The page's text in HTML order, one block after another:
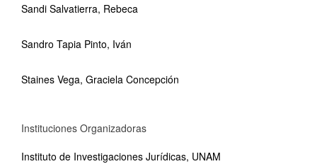
Sandi Salvatierra, Rebeca
Sandro Tapia Pinto, Iván
Staines Vega, Graciela Concepción
Instituciones Organizadoras
Instituto de Investigaciones Jurídicas, UNAM